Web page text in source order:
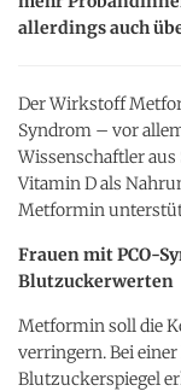
allerdings auch
Der Wirkstoff
Syndrom – vor
Wissenschaftler
Vitamin D als
Metformin
Frauen mit PCO-
Blutzuckerwerten
Metformin soll die
verringern. Bei
Blutzuckerspiegel